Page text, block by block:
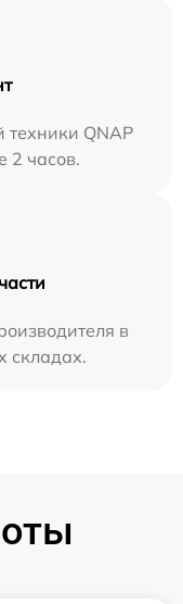
техники QNAP
2 часов.
в
складах.